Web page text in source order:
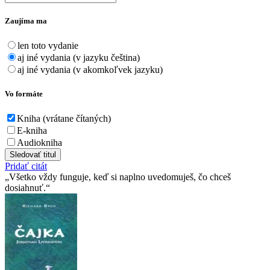
Zaujíma ma
len toto vydanie
aj iné vydania (v jazyku čeština)
aj iné vydania (v akomkoľvek jazyku)
Vo formáte
Kniha (vrátane čítaných)
E-kniha
Audiokniha
Sledovať titul
Pridať citát
Všetko vždy funguje, keď si naplno uvedomuješ, čo chceš
dosiahnuť.